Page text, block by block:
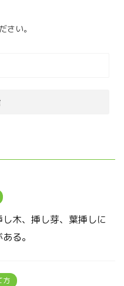
さい。
木、挿し芽、葉挿しに
る。
方